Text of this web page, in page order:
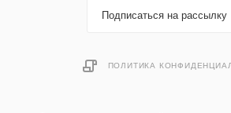
Подписаться на рассылку
ПОЛИТИКА